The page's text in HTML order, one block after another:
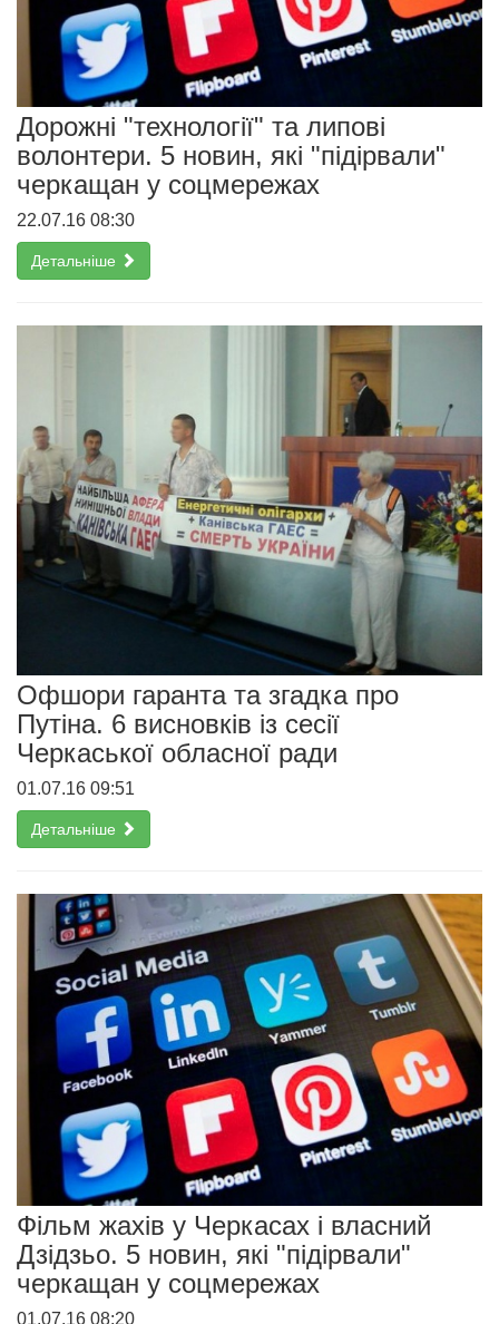
Дорожні "технології" та липові
волонтери. 5 новин, які "підірвали"
черкащан у соцмережах
22.07.16 08:30
Детальніше
Офшори гаранта та згадка про
Путіна. 6 висновків із сесії
Черкаської обласної ради
01.07.16 09:51
Детальніше
Фільм жахів у Черкасах і власний
Дзідзьо. 5 новин, які "підірвали"
черкащан у соцмережах
01.07.16 08:20